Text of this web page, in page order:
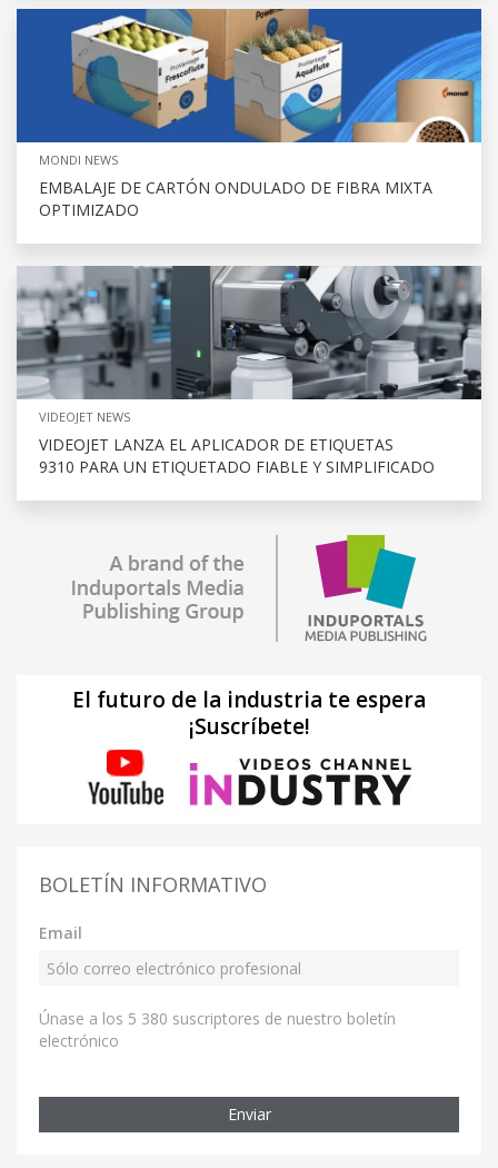
MONDI NEWS
EMBALAJE DE CARTÓN ONDULADO DE FIBRA MIXTA
OPTIMIZADO
VIDEOJET NEWS
VIDEOJET LANZA EL APLICADOR DE ETIQUETAS
9310 PARA UN ETIQUETADO FIABLE Y SIMPLIFICADO
El futuro de la industria te espera
¡Suscríbete!
BOLETÍN INFORMATIVO
Email
Únase a los 5 380 suscriptores de nuestro boletín
electrónico
Enviar